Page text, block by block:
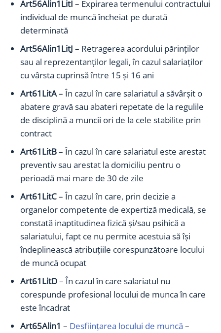
Art56Alin1LitI – Expirarea termenului contractului
individual de muncă încheiat pe durată
determinată
Art56Alin1LitJ – Retragerea acordului părinților
sau al reprezentanților legali, în cazul salariaților
cu vârsta cuprinsă între 15 și 16 ani
Art61LitA– În cazul în care salariatul a săvârșit o
abatere gravă sau abateri repetate de la regulile
de disciplină a muncii ori de la cele stabilite prin
contract
Art61LitB– În cazul în care salariatul este arestat
preventiv sau arestat la domiciliu pentru o
perioadă mai mare de 30 de zile
Art61LitC– În cazul în care, prin decizie a
organelor competente de expertiză medicală, se
constată inaptitudinea fizică și/sau psihică a
salariatului, fapt ce nu permite acestuia să își
îndeplinească atribuțiile corespunzătoare locului
de muncă ocupat
Art61LitD– În cazul în care salariatul nu
corespunde profesional locului de munca în care
este încadrat
Art65Alin1 – Desfiinţarea locului de muncă –